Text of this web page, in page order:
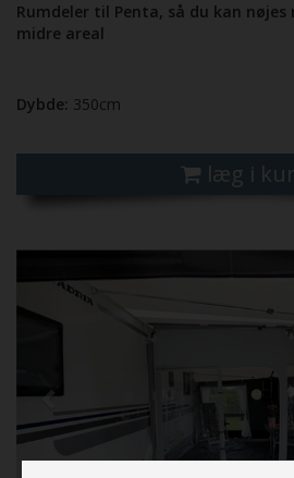
Rumdeler til Penta, så du kan
midre areal
Dybde: 350cm
læg i